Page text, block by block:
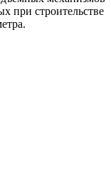
при строительстве